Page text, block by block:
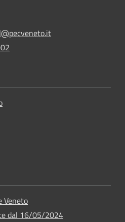
Veneto
dal 16/05/2024